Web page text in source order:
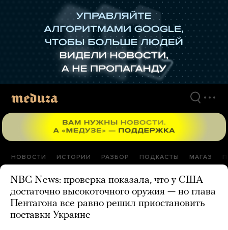
НОВОСТИ ИСТОРИИ РАЗБОР ПОДКАСТЫ МАГАЗ
NBC News: проверка показала, что у США
достаточно высокоточного оружия — но глава
Пентагона все равно решил приостановить
поставки Украине